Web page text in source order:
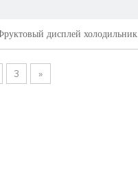
дисплей холодильник
SG4-20
3 »